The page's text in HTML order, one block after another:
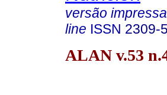
versão impressa
line ISSN 2309-
ALAN v.53